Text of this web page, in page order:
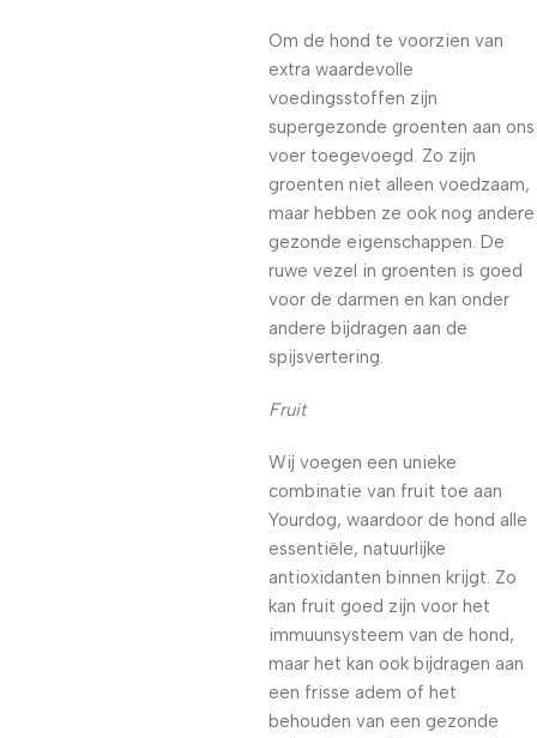
Om de hond te voorzien van
extra waardevolle
voedingsstoffen zijn
supergezonde groenten aan ons
voer toegevoegd. Zo zijn
groenten niet alleen voedzaam,
maar hebben ze ook nog andere
gezonde eigenschappen. De
ruwe vezel in groenten is goed
voor de darmen en kan onder
andere bijdragen aan de
spijsvertering.
Fruit
Wij voegen een unieke
combinatie van fruit toe aan
Yourdog, waardoor de hond alle
essentiële, natuurlijke
antioxidanten binnen krijgt. Zo
kan fruit goed zijn voor het
immuunsysteem van de hond,
maar het kan ook bijdragen aan
een frisse adem of het
behouden van een gezonde